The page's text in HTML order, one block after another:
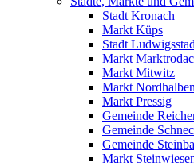
Stadt Kronach
Markt Küps
Stadt
Markt
Markt Mitwitz
Markt Nordhalben
Markt Pressig
Gemeinde
Gemeinde
Gemeinde
Markt